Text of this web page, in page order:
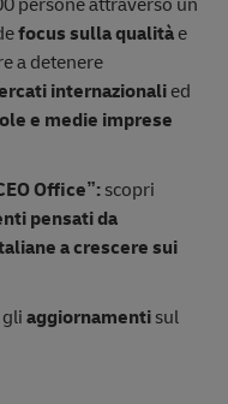
focus sulla qualità e
adetenere
internazionali ed
e medie imprese
Office”:scopri
pensati da
a crescere sui
aggiornamenti sul